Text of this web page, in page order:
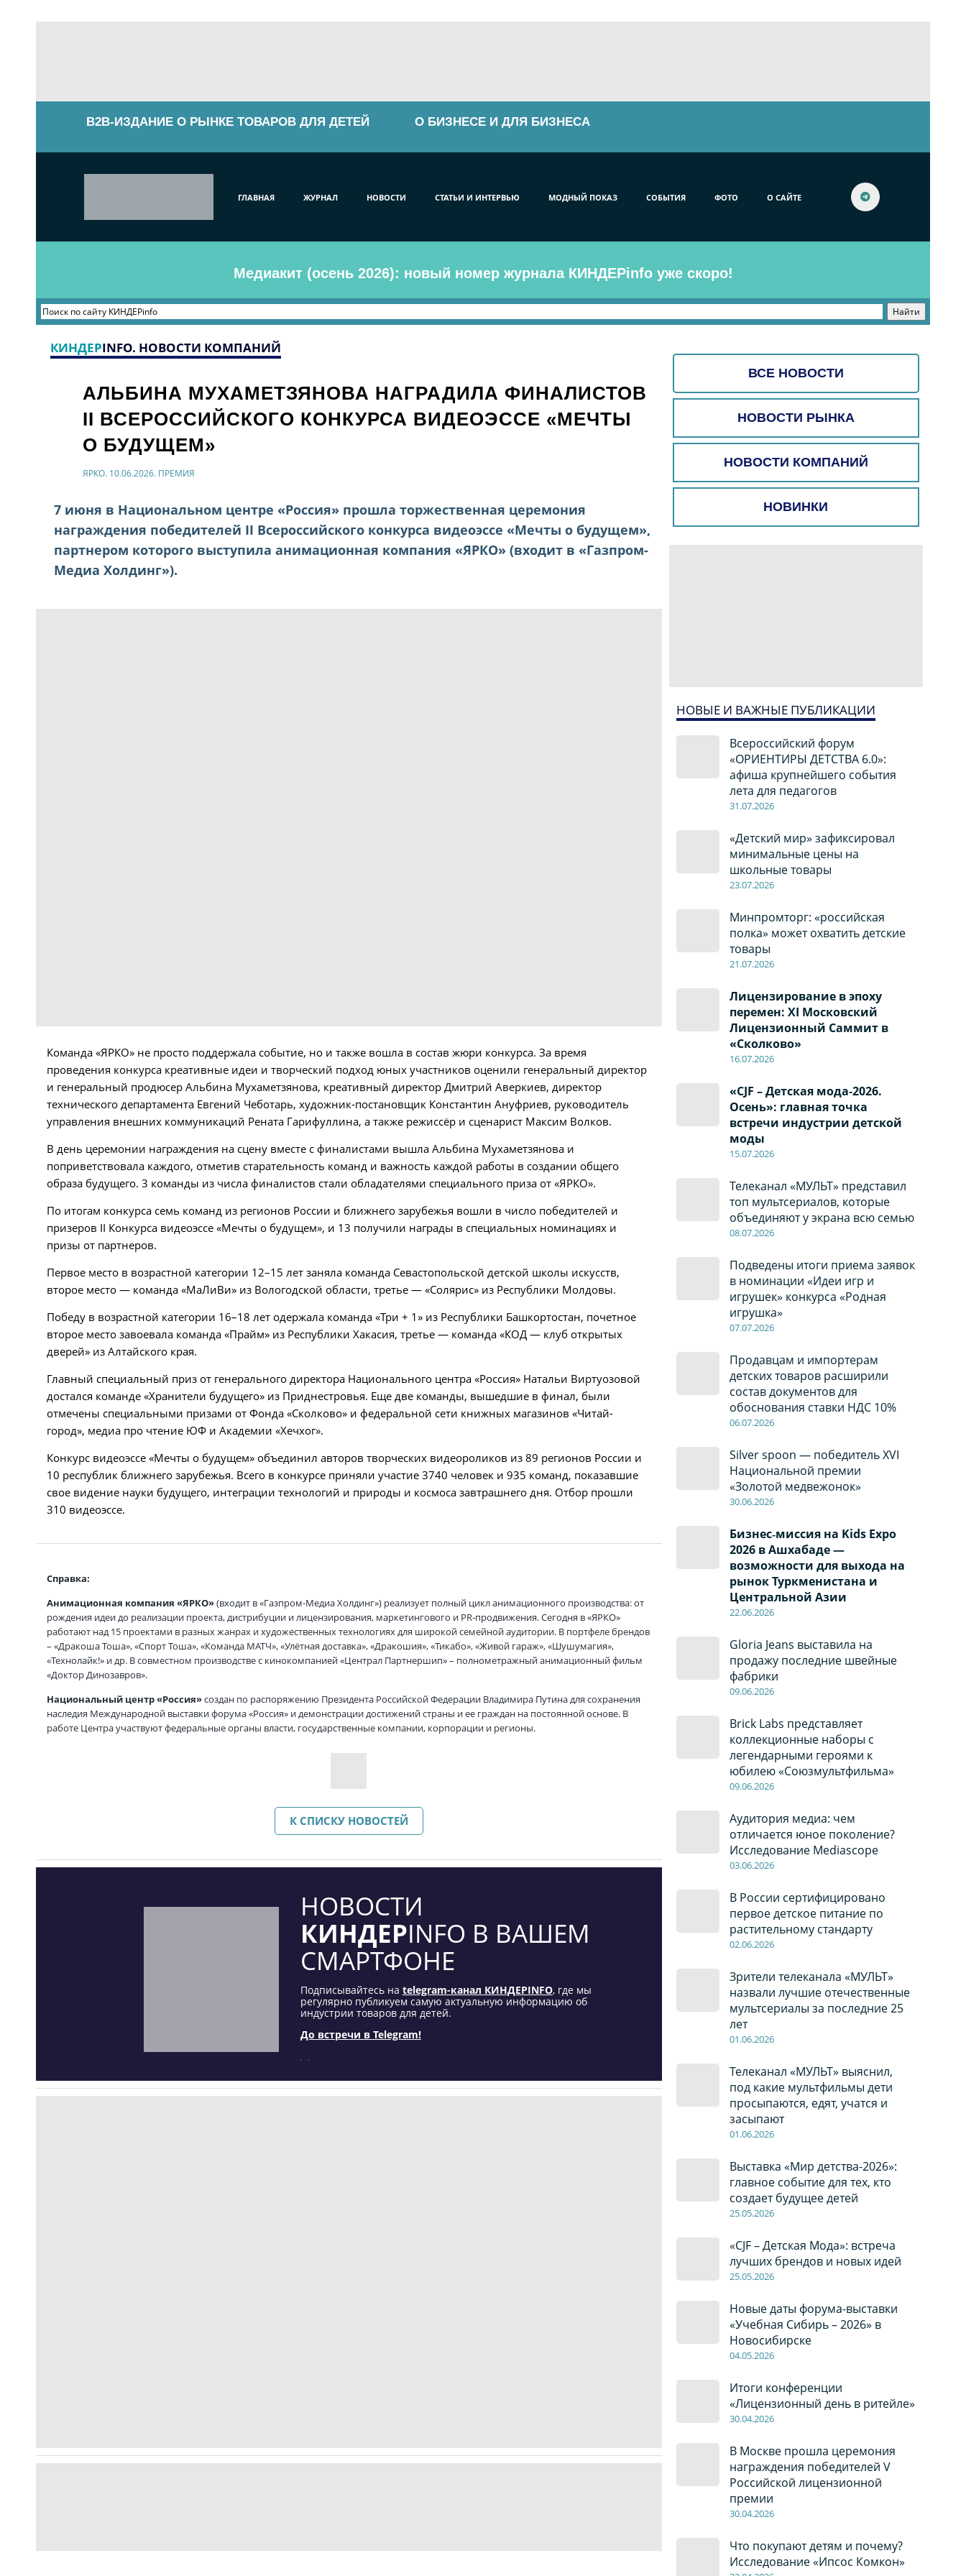
B2B-ИЗДАНИЕ О РЫНКЕ ТОВАРОВ ДЛЯ ДЕТЕЙ О БИЗНЕСЕ И ДЛЯ БИЗНЕСА
ГЛАВНАЯ ЖУРНАЛ НОВОСТИ СТАТЬИ И ИНТЕРВЬЮ МОДНЫЙ ПОКАЗ СОБЫТИЯ ФОТО О САЙТЕ
Медиакит (осень 2026): новый номер журнала КИНДЕРinfo уже скоро!
ВСЕ НОВОСТИ
НОВОСТИ РЫНКА
НОВОСТИ КОМПАНИЙ
НОВИНКИ
НОВЫЕ И ВАЖНЫЕ ПУБЛИКАЦИИ
Всероссийский форум
«ОРИЕНТИРЫ ДЕТСТВА 6.0»:
афиша крупнейшего события
лета для педагогов
31.07.2026
«Детский мир» зафиксировал
минимальные цены на
школьные товары
23.07.2026
Минпромторг: «российская
полка» может охватить детские
товары
21.07.2026
Лицензирование в эпоху
перемен: XI Московский
Лицензионный Саммит в
«Сколково»
16.07.2026
«CJF – Детская мода-2026.
Осень»: главная точка
встречи индустрии детской
моды
15.07.2026
Телеканал «МУЛЬТ» представил
топ мультсериалов, которые
объединяют у экрана всю семью
08.07.2026
Подведены итоги приема заявок
в номинации «Идеи игр и
игрушек» конкурса «Родная
игрушка»
07.07.2026
Продавцам и импортерам
детских товаров расширили
состав документов для
обоснования ставки НДС 10%
06.07.2026
Silver spoon — победитель XVI
Национальной премии
«Золотой медвежонок»
30.06.2026
Бизнес‑миссия на Kids Expo
2026 в Ашхабаде —
возможности для выхода на
рынок Туркменистана и
Центральной Азии
22.06.2026
Gloria Jeans выставила на
продажу последние швейные
фабрики
09.06.2026
Brick Labs представляет
коллекционные наборы с
легендарными героями к
юбилею «Союзмультфильма»
09.06.2026
Аудитория медиа: чем
отличается юное поколение?
Исследование Mediascope
03.06.2026
В России сертифицировано
первое детское питание по
растительному стандарту
02.06.2026
Зрители телеканала «МУЛЬТ»
назвали лучшие отечественные
мультсериалы за последние 25
лет
01.06.2026
Телеканал «МУЛЬТ» выяснил,
под какие мультфильмы дети
просыпаются, едят, учатся и
засыпают
01.06.2026
Выставка «Мир детства-2026»:
главное событие для тех, кто
создает будущее детей
25.05.2026
«CJF – Детская Мода»: встреча
лучших брендов и новых идей
25.05.2026
Новые даты форума-выставки
«Учебная Сибирь – 2026» в
Новосибирске
04.05.2026
Итоги конференции
«Лицензионный день в ритейле»
30.04.2026
В Москве прошла церемония
награждения победителей V
Российской лицензионной
премии
30.04.2026
Что покупают детям и почему?
Исследование «Ипсос Комкон»
КИНДЕРINFO. НОВОСТИ КОМПАНИЙ
АЛЬБИНА МУХАМЕТЗЯНОВА НАГРАДИЛА ФИНАЛИСТОВ
II ВСЕРОССИЙСКОГО КОНКУРСА ВИДЕОЭССЕ «МЕЧТЫ
О БУДУЩЕМ»
ЯРКО. 10.06.2026. ПРЕМИЯ
7 июня в Национальном центре «Россия» прошла торжественная церемония
награждения победителей II Всероссийского конкурса видеоэссе «Мечты о будущем»,
партнером которого выступила анимационная компания «ЯРКО» (входит в «Газпром-
Медиа Холдинг»).
Команда «ЯРКО» не просто поддержала событие, но и также вошла в состав жюри конкурса. За время
проведения конкурса креативные идеи и творческий подход юных участников оценили генеральный директор
и генеральный продюсер Альбина Мухаметзянова, креативный директор Дмитрий Аверкиев, директор
технического департамента Евгений Чеботарь, художник-постановщик Константин Ануфриев, руководитель
управления внешних коммуникаций Рената Гарифуллина, а также режиссёр и сценарист Максим Волков.
В день церемонии награждения на сцену вместе с финалистами вышла Альбина Мухаметзянова и
поприветствовала каждого, отметив старательность команд и важность каждой работы в создании общего
образа будущего. 3 команды из числа финалистов стали обладателями специального приза от «ЯРКО».
По итогам конкурса семь команд из регионов России и ближнего зарубежья вошли в число победителей и
призеров II Конкурса видеоэссе «Мечты о будущем», и 13 получили награды в специальных номинациях и
призы от партнеров.
Первое место в возрастной категории 12–15 лет заняла команда Севастопольской детской школы искусств,
второе место — команда «МаЛиВи» из Вологодской области, третье — «Солярис» из Республики Молдовы.
Победу в возрастной категории 16–18 лет одержала команда «Три + 1» из Республики Башкортостан, почетное
второе место завоевала команда «Прайм» из Республики Хакасия, третье — команда «КОД — клуб открытых
дверей» из Алтайского края.
Главный специальный приз от генерального директора Национального центра «Россия» Натальи Виртуозовой
достался команде «Хранители будущего» из Приднестровья. Еще две команды, вышедшие в финал, были
отмечены специальными призами от Фонда «Сколково» и федеральной сети книжных магазинов «Читай-
город», медиа про чтение ЮФ и Академии «Хечхог».
Конкурс видеоэссе «Мечты о будущем» объединил авторов творческих видеороликов из 89 регионов России и
10 республик ближнего зарубежья. Всего в конкурсе приняли участие 3740 человек и 935 команд, показавшие
свое видение науки будущего, интеграции технологий и природы и космоса завтрашнего дня. Отбор прошли
310 видеоэссе.
Справка:
Анимационная компания «ЯРКО»(входит в «Газпром-Медиа Холдинг») реализует полный цикл анимационного производства: от
рождения идеи до реализации проекта, дистрибуции и лицензирования, маркетингового и PR-продвижения. Сегодня в «ЯРКО»
работают над 15 проектами в разных жанрах и художественных технологиях для широкой семейной аудитории. В портфеле брендов
– «Дракоша Тоша», «Спорт Тоша», «Команда МАТЧ», «Улётная доставка», «Дракошия», «Тикабо», «Живой гараж», «Шушумагия»,
«Технолайк!» и др. В совместном производстве с кинокомпанией «Централ Партнершип» – полнометражный анимационный фильм
«Доктор Динозавров».
Национальный центр «Россия»создан по распоряжению Президента Российской Федерации Владимира Путина для сохранения
наследия Международной выставки форума «Россия» и демонстрации достижений страны и ее граждан на постоянной основе. В
работе Центра участвуют федеральные органы власти, государственные компании, корпорации и регионы.
К СПИСКУ НОВОСТЕЙ
НОВОСТИ
КИНДЕРINFO В ВАШЕМ
СМАРТФОНЕ
Подписывайтесь на telegram-канал КИНДЕРINFO, где мы
регулярно публикуем самую актуальную информацию об
индустрии товаров для детей.
До встречи в Telegram!